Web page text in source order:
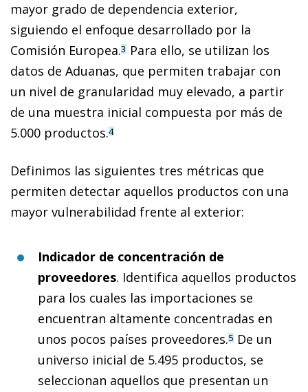
mayor grado de dependencia exterior,
siguiendo el enfoque desarrollado por la
Comisión Europea.3 Para ello, se utilizan los
datos de Aduanas, que permiten trabajar con
un nivel de granularidad muy elevado, a partir
de una muestra inicial compuesta por más de
5.000 productos.4
Definimos las siguientes tres métricas que
permiten detectar aquellos productos con una
mayor vulnerabilidad frente al exterior:
Indicador de concentración de
proveedores. Identifica aquellos productos
para los cuales las importaciones se
encuentran altamente concentradas en
unos pocos países proveedores.5 De un
universo inicial de 5.495 productos, se
seleccionan aquellos que presentan un